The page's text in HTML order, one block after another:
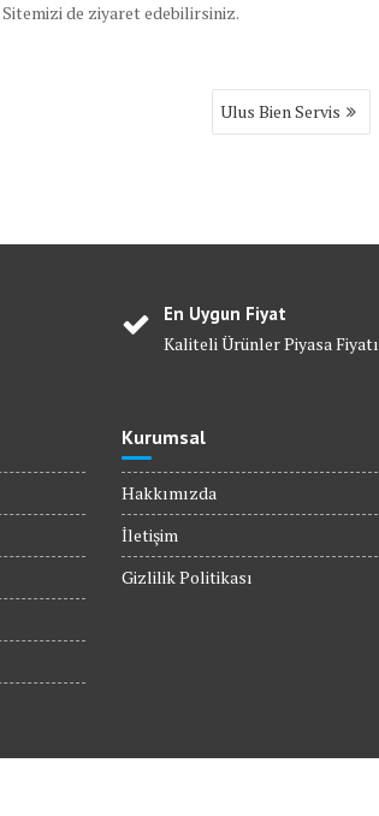
Sitemizi de ziyaret edebilirsiniz.
Ulus Bien Servis
En Uygun Fiyat
Kaliteli Ürünler Piyasa Fiyatı
Kurumsal
Hakkımızda
İletişim
Gizlilik Politikası